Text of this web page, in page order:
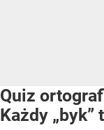
Quiz
Każdy „byk”